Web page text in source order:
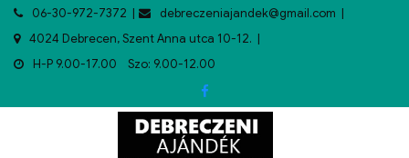
06-30-972-7372
debreczeniajandek@gmail.com
4024 Debrecen, Szent Anna utca 10-12.
H-P 9.00-17.00 Szo: 9.00-12.00